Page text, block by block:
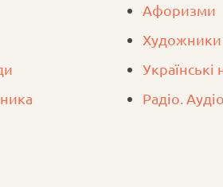
Афоризми
Художники
Українські
Радіо.